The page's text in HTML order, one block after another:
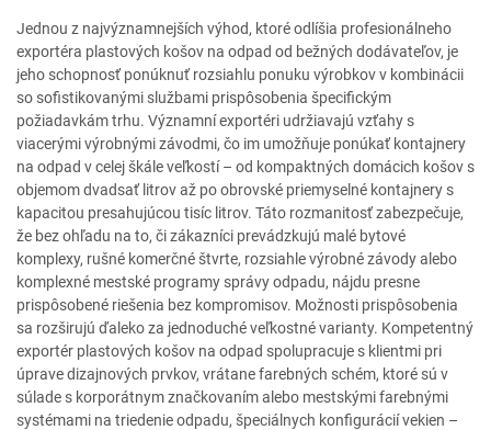
Jednou z najvýznamnejších výhod, ktoré odlíšia profesionálneho
exportéra plastových košov na odpad od bežných dodávateľov, je
jeho schopnosť ponúknuť rozsiahlu ponuku výrobkov v kombinácii
so sofistikovanými službami prispôsobenia špecifickým
požiadavkám trhu. Významní exportéri udržiavajú vzťahy s
viacerými výrobnými závodmi, čo im umožňuje ponúkať kontajnery
na odpad v celej škále veľkostí – od kompaktných domácich košov s
objemom dvadsať litrov až po obrovské priemyselné kontajnery s
kapacitou presahujúcou tisíc litrov. Táto rozmanitosť zabezpečuje,
že bez ohľadu na to, či zákazníci prevádzkujú malé bytové
komplexy, rušné komerčné štvrte, rozsiahle výrobné závody alebo
komplexné mestské programy správy odpadu, nájdu presne
prispôsobené riešenia bez kompromisov. Možnosti prispôsobenia
sa rozširujú ďaleko za jednoduché veľkostné varianty. Kompetentný
exportér plastových košov na odpad spolupracuje s klientmi pri
úprave dizajnových prvkov, vrátane farebných schém, ktoré sú v
súlade s korporátnym značkovaním alebo mestskými farebnými
systémami na triedenie odpadu, špeciálnych konfigurácií vekien –